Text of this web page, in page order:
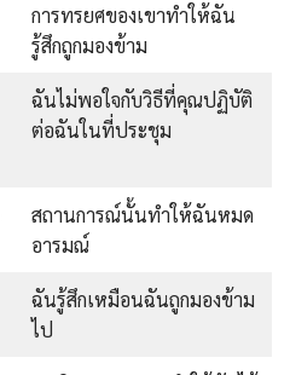
การทรยศของเขาทำให้ฉัน
รู้สึกถูกมองข้าม
ฉันไม่พอใจกับวิธีที่คุณปฏิบัติ
ต่อฉันในที่ประชุม
สถานการณ์นั้นทำให้ฉันหมด
อารมณ์
ฉันรู้สึกเหมือนฉันถูกมองข้าม
ไป